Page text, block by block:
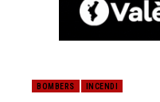
BOMBERS INCENDI